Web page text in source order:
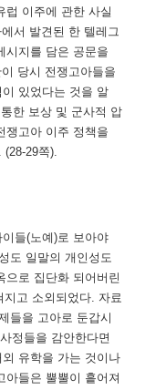
럽 이주에 관한 사실
서 발견된 한 텔레그
시지를 담은 공문을
당시 전쟁고아들을
있었다는 것을 알
한 보상 및 군사적 압
쟁고아 이주 정책을
(28-29쪽).
들(노예)로 보아야
도 일말의 개인성도
으로 집단화 되어버린
고 소외되었다. 자료
들을 고아로 둔갑시
정들을 감안한다면
유학을 가는 것이나
아들은 뿔뿔이 흩어져